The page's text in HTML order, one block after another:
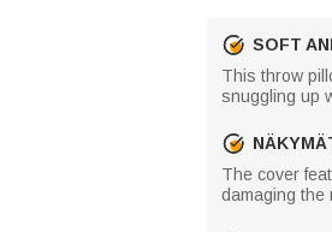
SOFT
This throw
snuggling up
The cover
damaging the